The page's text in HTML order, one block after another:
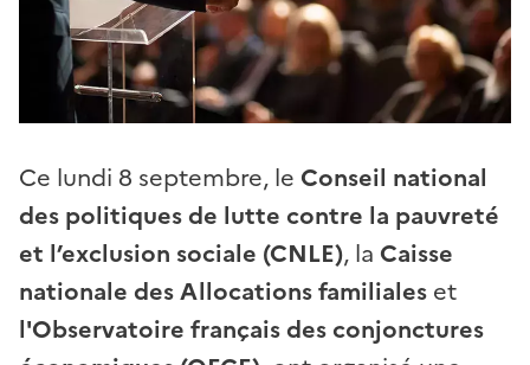
Ce lundi 8 septembre, le Conseil national
des politiques de lutte contre la pauvreté
et l’exclusion sociale (CNLE), la Caisse
nationale des Allocations familiales et
l'Observatoire français des conjonctures